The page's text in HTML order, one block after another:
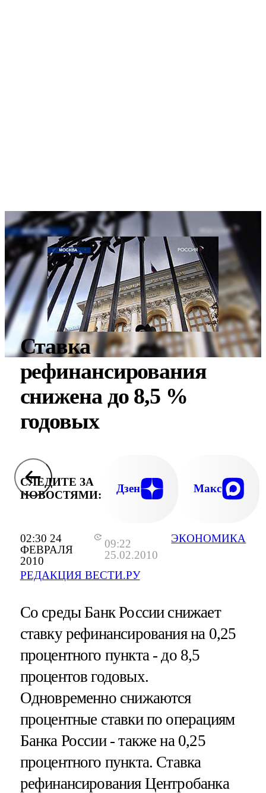
02:30 24
ФЕВРАЛЯ
2010
09:22
25.02.2010
РЕДАКЦИЯ ВЕСТИ.РУ
ЭКОНОМИКА
Ставка
рефинансирования
снижена до 8,5 %
годовых
СЛЕДИТЕ ЗА
НОВОСТЯМИ:
Дзен Макс
Со среды Банк России снижает
ставку рефинансирования на 0,25
процентного пункта - до 8,5
процентов годовых.
Одновременно снижаются
процентные ставки по операциям
Банка России - также на 0,25
процентного пункта. Ставка
рефинансирования Центробанка